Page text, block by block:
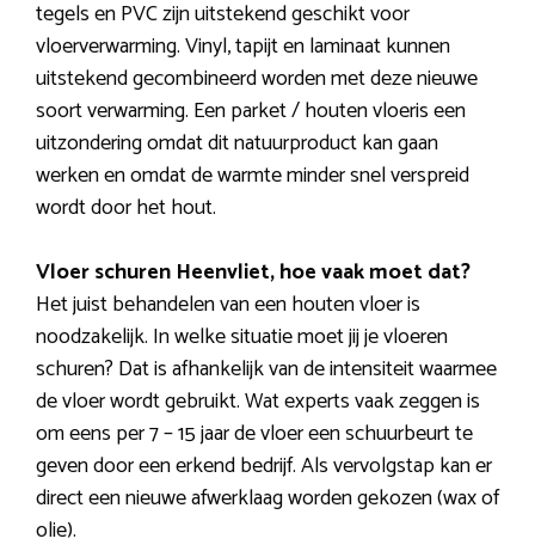
tegels en PVC zijn uitstekend geschikt voor
vloerverwarming. Vinyl, tapijt en laminaat kunnen
uitstekend gecombineerd worden met deze nieuwe
soort verwarming. Een parket / houten vloeris een
uitzondering omdat dit natuurproduct kan gaan
werken en omdat de warmte minder snel verspreid
wordt door het hout.
Vloer schuren Heenvliet, hoe vaak moet dat?
Het juist behandelen van een houten vloer is
noodzakelijk. In welke situatie moet jij je vloeren
schuren? Dat is afhankelijk van de intensiteit waarmee
de vloer wordt gebruikt. Wat experts vaak zeggen is
om eens per 7 – 15 jaar de vloer een schuurbeurt te
geven door een erkend bedrijf. Als vervolgstap kan er
direct een nieuwe afwerklaag worden gekozen (wax of
olie).